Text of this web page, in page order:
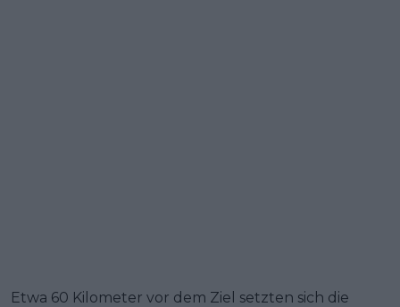
Etwa 60 Kilometer vor dem Ziel setzten sich die